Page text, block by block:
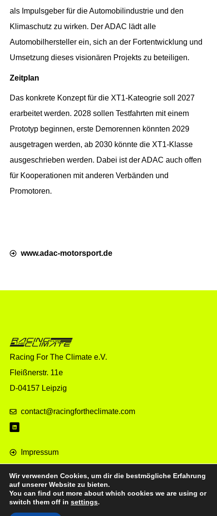
als Impulsgeber für die Automobilindustrie und den
Klimaschutz zu wirken. Der ADAC lädt alle
Automobilhersteller ein, sich an der Fortentwicklung und
Umsetzung dieses visionären Projekts zu beteiligen.
Zeitplan
Das konkrete Konzept für die XT1-Kateogrie soll 2027
erarbeitet werden. 2028 sollen Testfahrten mit einem
Prototyp beginnen, erste Demorennen könnten 2029
ausgetragen werden, ab 2030 könnte die XT1-Klasse
ausgeschrieben werden. Dabei ist der ADAC auch offen
für Kooperationen mit anderen Verbänden und
Promotoren.
www.adac-motorsport.de
Racing For The Climate e.V.
Fleißnerstr. 11e
D-04157 Leipzig
contact@racingfortheclimate.com
Impressum
World eX
© 2026 Racing For The Climate e.V.
Wir verwenden Cookies, um dir die bestmögliche Erfahrung
auf unserer Website zu bieten.
You can find out more about which cookies we are using or
switch them off in settings.